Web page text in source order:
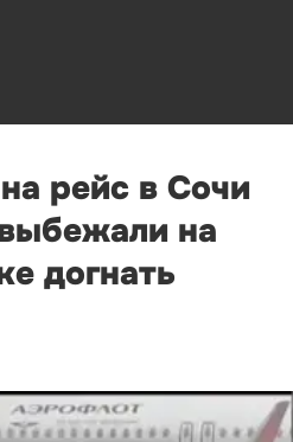
рейс в Сочи
на
догнать